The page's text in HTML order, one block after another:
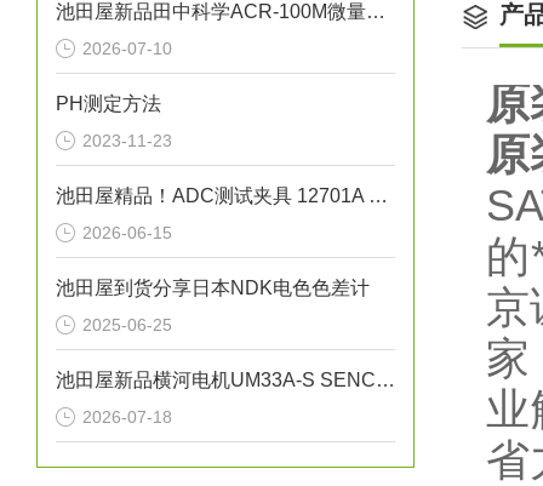
池田屋新品田中科学ACR-100M微量残碳含量测试仪
2026-07-10
PH测定方法
2023-11-23
池田屋精品！ADC测试夹具 12701A 参数介绍
2026-06-15
池田屋到货分享日本NDK电色色差计
2025-06-25
池田屋新品横河电机UM33A-S SENCOM指示计
2026-07-18
产
原
原
的
京
省